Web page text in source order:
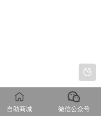
自助商城 微信公众号